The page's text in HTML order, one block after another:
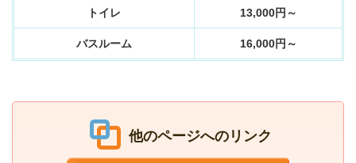
トイレ 13,000円～
バスルーム 16,000円～
他のページへのリンク